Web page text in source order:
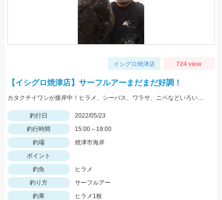
イシグロ焼津店 724 view
【イシグロ焼津店】サーフルアーまだまだ好調！
カタクチイワシが接岸中！ヒラメ、シーバス、ワラサ、ニベなどいろいろ釣れてます！
釣行日
2022/05/23
釣行時間
15:00～19:00
釣場
焼津市海岸
ポイント
釣魚
ヒラメ
釣り方
サーフルアー
釣果
ヒラメ1枚